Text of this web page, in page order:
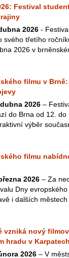
Festival
2026 -
svého třetího
2026 v
filmu v
2026 –
do Brna od 12.
výběr
filmu
2026 – Za
Dny
i dalších
vzniká nový
hradu v
2026 – V